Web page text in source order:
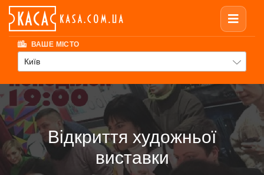
ВАШЕ МІСТО
Київ
Відкриття художньої
виставки